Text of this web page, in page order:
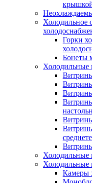
Холодильное
Горки
Бонеты
Холодильные
Холодильные
Холодильные
Камеры